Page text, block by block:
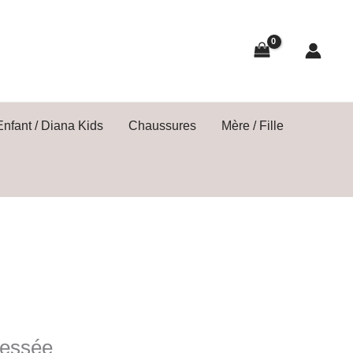
/ Diana Kids Chaussures Mère / Fille